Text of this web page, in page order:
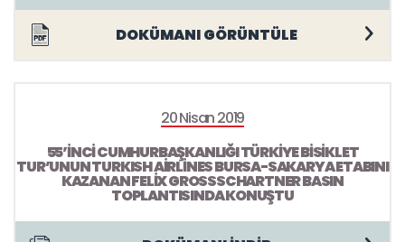
DOKÜMANI GÖRÜNTÜLE
20 Nisan 2019
55’İNCİ CUMHURBAŞKANLIĞI TÜRKİYE BİSİKLET
TUR’UNUN TURKISH AİRLİNES BURSA-SAKARYA ETABINI
KAZANAN FELİX GROSSSCHARTNER BASIN
TOPLANTISINDA KONUŞTU